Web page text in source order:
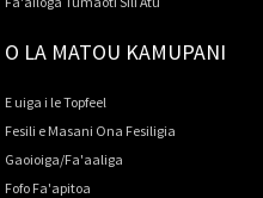
O LA MATOU KAMUPANI
E uiga i le Topfeel
Fesili e Masani Ona Fesiligia
Gaoioiga/Fa'aaliga
Fofo Fa'apitoa